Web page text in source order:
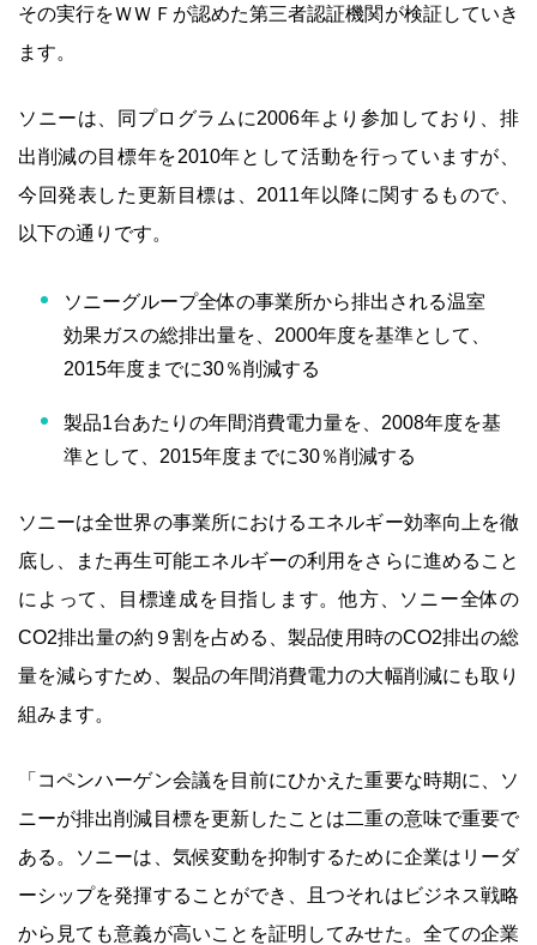
その実行をＷＷＦが認めた第三者認証機関が検証していき
ます。
ソニーは、同プログラムに2006年より参加しており、排
出削減の目標年を2010年として活動を行っていますが、
今回発表した更新目標は、2011年以降に関するもので、
以下の通りです。
ソニーグループ全体の事業所から排出される温室
効果ガスの総排出量を、2000年度を基準として、
2015年度までに30％削減する
製品1台あたりの年間消費電力量を、2008年度を基
準として、2015年度までに30％削減する
ソニーは全世界の事業所におけるエネルギー効率向上を徹
底し、また再生可能エネルギーの利用をさらに進めること
によって、目標達成を目指します。他方、ソニー全体の
CO2排出量の約９割を占める、製品使用時のCO2排出の総
量を減らすため、製品の年間消費電力の大幅削減にも取り
組みます。
「コペンハーゲン会議を目前にひかえた重要な時期に、ソ
ニーが排出削減目標を更新したことは二重の意味で重要で
ある。ソニーは、気候変動を抑制するために企業はリーダ
ーシップを発揮することができ、且つそれはビジネス戦略
から見ても意義が高いことを証明してみせた。全ての企業